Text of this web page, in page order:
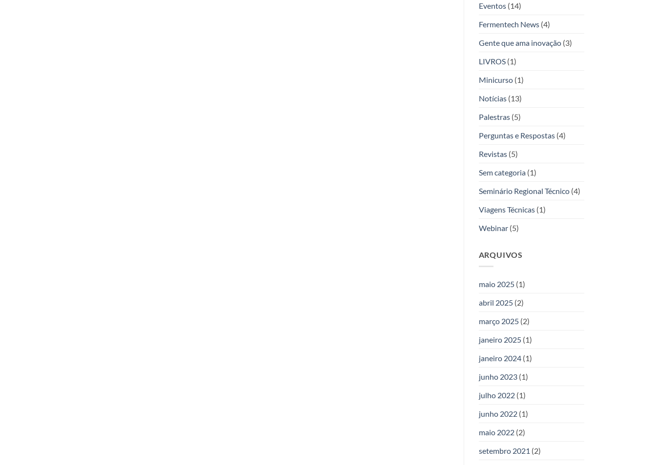
Eventos(14)
Fermentech News(4)
Gente que ama inovação(3)
LIVROS(1)
Minicurso(1)
Notícias(13)
Palestras(5)
Perguntas e Respostas(4)
Revistas(5)
Sem categoria(1)
Seminário Regional Técnico(4)
Viagens Técnicas(1)
Webinar(5)
ARQUIVOS
maio 2025(1)
abril 2025(2)
março 2025(2)
janeiro 2025(1)
janeiro 2024(1)
junho 2023(1)
julho 2022(1)
junho 2022(1)
maio 2022(2)
setembro 2021 (2)